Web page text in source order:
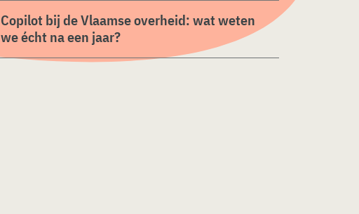
Copilot bij de Vlaamse overheid: wat weten
we écht na een jaar?